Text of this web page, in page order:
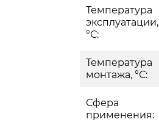
Температура
эксплуатации,
°С:
Температура
монтажа, °С:
Сфера
применения: